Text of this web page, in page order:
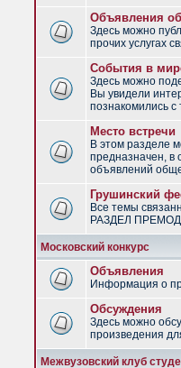
Объявления об
Здесь можно
прочих услугах
События в
Здесь можно
Вы увидели
познакомились с
Место встречи
В этом разделе
предназначен, в
объявлений
Грушинский
Все темы
РАЗДЕЛ
Московский конкурс
Объявления
Информация о
Обсуждения
Здесь можно
произведения
Межвузовский клуб